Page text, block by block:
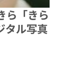
ら「きら
タル写真